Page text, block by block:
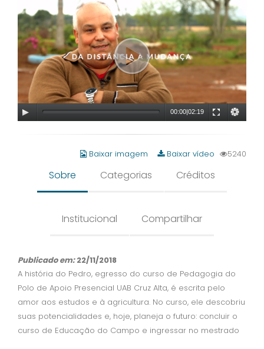
00:00|02:19
Baixar imagem Baixar vídeo 5240
Sobre Categorias Créditos
Institucional Compartilhar
Publicado em:22/11/2018
A história do Pedro, egresso do curso de Pedagogia do
Polo de Apoio Presencial UAB Cruz Alta, é escrita pelo
amor aos estudos e à agricultura. No curso, ele descobriu
suas potencialidades e, hoje, planeja o futuro: concluir o
curso de Educação do Campo e ingressar no mestrado